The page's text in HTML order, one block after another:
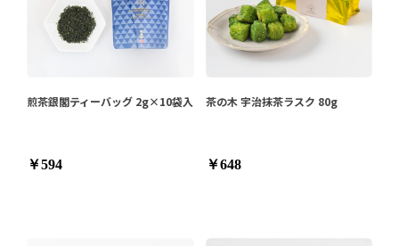
煎茶銀閣ティーバッグ 2g×10袋入
￥594
茶の木 宇治抹茶ラスク 80g
￥648